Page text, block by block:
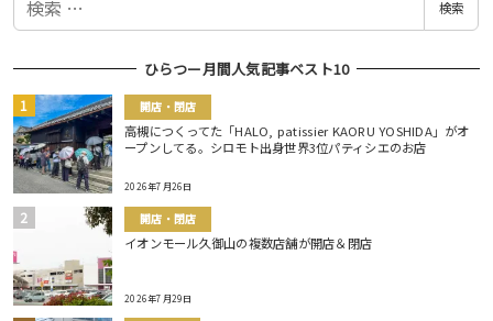
検索
ひらつー月間人気記事ベスト10
開店・閉店
高槻につくってた「HALO, patissier KAORU YOSHIDA」がオ
ープンしてる。シロモト出身世界3位パティシエのお店
2026年7月26日
開店・閉店
イオンモール久御山の複数店舗が開店＆閉店
2026年7月29日